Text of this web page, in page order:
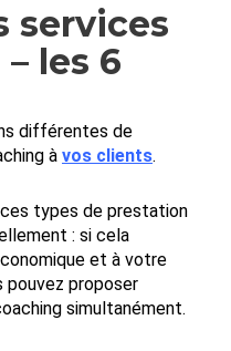
services
les 6
différentes de
à vos clients.
ces types de prestation
: si cela
et à votre
pouvez proposer
simultanément.